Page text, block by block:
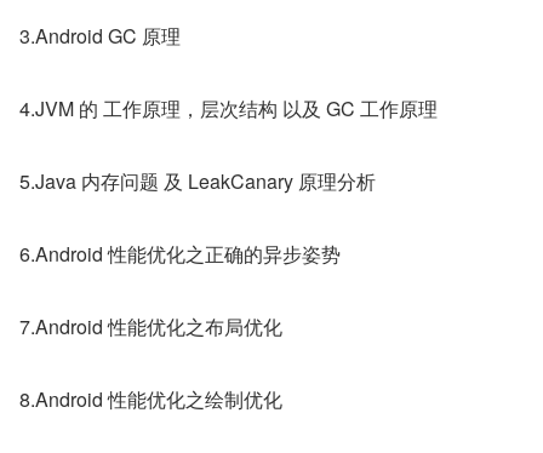
3.Android GC 原理
4.JVM 的 工作原理，层次结构 以及 GC 工作原理
5.Java 内存问题 及 LeakCanary 原理分析
6.Android 性能优化之正确的异步姿势
7.Android 性能优化之布局优化
8.Android 性能优化之绘制优化